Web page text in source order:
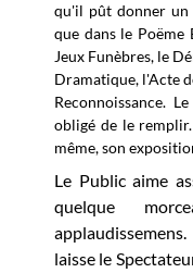
qu'il pût donner un
que dans le Poëme
Jeux Funèbres, le
Dramatique, l'Acte
Reconnoissance.
obligé de le
même, son
Le Public aime
quelque
laisse le